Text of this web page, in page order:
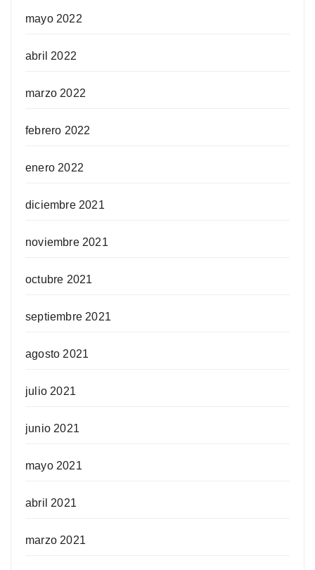
mayo 2022
abril 2022
marzo 2022
febrero 2022
enero 2022
diciembre 2021
noviembre 2021
octubre 2021
septiembre 2021
agosto 2021
julio 2021
junio 2021
mayo 2021
abril 2021
marzo 2021